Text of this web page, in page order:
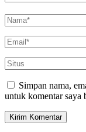
Simpan nama,
untuk komentar saya